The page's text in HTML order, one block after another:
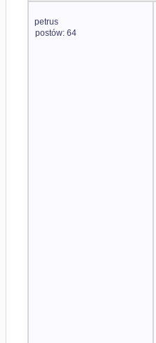
petrus
postów: 64